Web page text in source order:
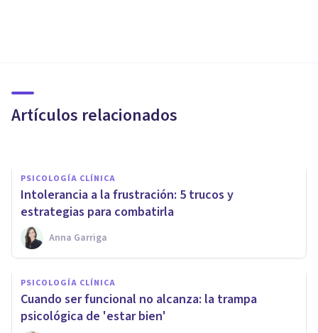
Artículos relacionados
emoción humana inevitable
PSICOLOGÍA CLÍNICA
​Intolerancia a la frustración: 5 trucos y
estrategias para combatirla
Anna Garriga
PSICOLOGÍA CLÍNICA
Cuando ser funcional no alcanza: la trampa
psicológica de 'estar bien'
PSICOLOGÍA CLÍNICA
¿Y si aburrirse no fuera tan
malo? El valor psicológico de
no hacer nada